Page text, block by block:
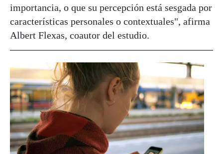
importancia, o que su percepción está sesgada por
características personales o contextuales", afirma
Albert Flexas, coautor del estudio.